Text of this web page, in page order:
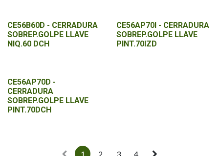
CE56B60D - CERRADURA
SOBREP.GOLPE LLAVE
NIQ.60 DCH
CE56AP70I - CERRADURA
SOBREP.GOLPE LLAVE
PINT.70IZD
CE56AP70D -
CERRADURA
SOBREP.GOLPE LLAVE
PINT.70DCH
1 2 3 4